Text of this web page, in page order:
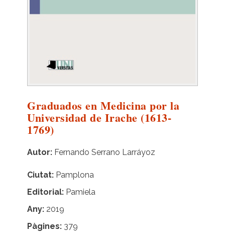
Graduados en Medicina por la
Universidad de Irache (1613-
1769)
Autor Fernando Serrano Larráyoz
Ciutat Pamplona
Editorial Pamiela
Any 2019
Pàgines 379